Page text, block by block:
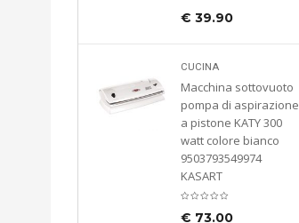
€ 39.90
CUCINA
Macchina sottovuoto
pompa di aspirazione
a pistone KATY 300
watt colore bianco
9503793549974
KASART
€ 73.00